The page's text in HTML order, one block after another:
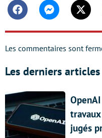
FacebookMessenger
Les commentaires sont
Les derniers articles
jugés